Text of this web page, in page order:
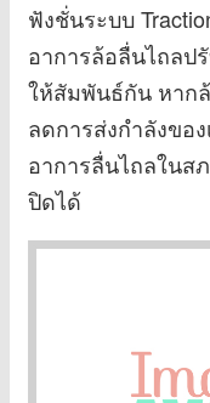
ฟังชั่นระบบ
อาการล้อลื่นไถลป
ให้สัมพันธ์กัน หาก
ลดการส่งกำลังขอ
อาการลื่นไถลในส
ปิดได้